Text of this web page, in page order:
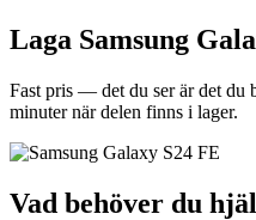
Laga Samsung
Fast pris — det du ser är det du
minuter när delen finns i lager.
Vad behöver du